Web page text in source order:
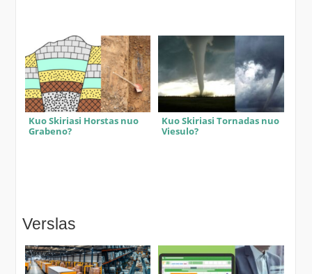
Kuo Skiriasi Horstas nuo
Grabeno?
Kuo Skiriasi Tornadas nuo
Viesulo?
Verslas